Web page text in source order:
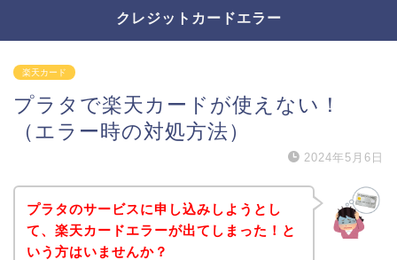
クレジットカードエラー
楽天カード
プラタで楽天カードが使えない！
（エラー時の対処方法）
2024年5月6日
プラタのサービスに申し込みしようとし
て、楽天カードエラーが出てしまった！と
いう方はいませんか？